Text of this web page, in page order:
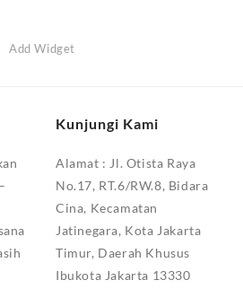
Add Widget
Kunjungi Kami
Alamat : Jl. Otista Raya
No.17, RT.6/RW.8, Bidara
Cina, Kecamatan
Jatinegara, Kota Jakarta
Timur, Daerah Khusus
Ibukota Jakarta 13330